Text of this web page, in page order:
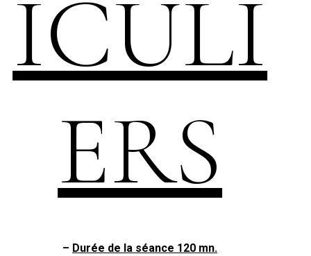
ICULI
ERS
– Durée de la séance 120 mn.